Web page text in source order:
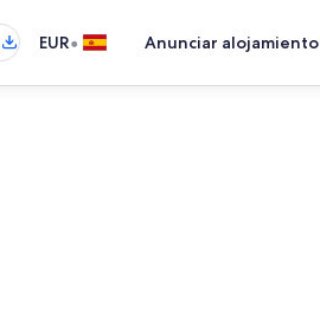
EUR• Anunciar alojamiento